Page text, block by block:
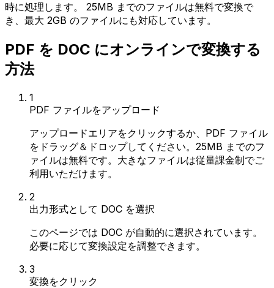
時に処理します。 25MB までのファイルは無料で変換で
き、最大 2GB のファイルにも対応しています。
PDF を DOC にオンラインで変換する
方法
1
PDF ファイルをアップロード
アップロードエリアをクリックするか、PDF ファイル
をドラッグ＆ドロップしてください。25MB までのフ
ァイルは無料です。大きなファイルは従量課金制でご
利用いただけます。
2
出力形式として DOC を選択
このページでは DOC が自動的に選択されています。
必要に応じて変換設定を調整できます。
3
変換をクリック